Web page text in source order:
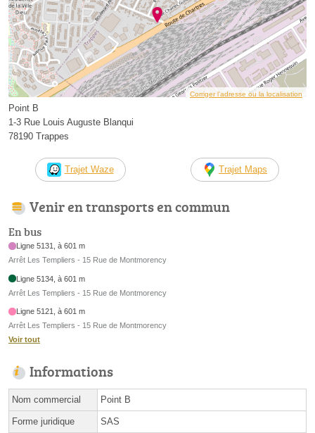
Corriger l’adresse ou la localisation
Point B
1-3 Rue Louis Auguste Blanqui
78190 Trappes
Trajet Waze Trajet Maps
Venir en transports en commun
En bus
Ligne 5131, à 601 m
Arrêt Les Templiers - 15 Rue de Montmorency
Ligne 5134, à 601 m
Arrêt Les Templiers - 15 Rue de Montmorency
Ligne 5121, à 601 m
Arrêt Les Templiers - 15 Rue de Montmorency
Voir tout
Informations
Nom commercial Point B
Forme juridique SAS